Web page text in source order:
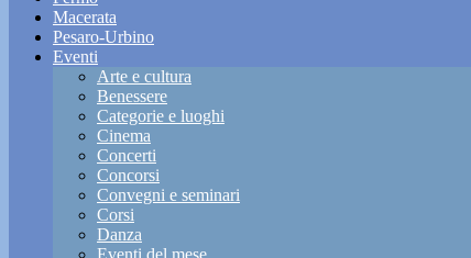
Macerata
Pesaro-Urbino
Eventi
Arte e cultura
Benessere
Categorie e luoghi
Cinema
Concerti
Concorsi
Convegni e seminari
Corsi
Danza
Eventi del mese